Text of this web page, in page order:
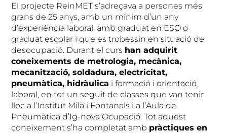
El projecte ReinMET s’adreçava a persones més
grans de 25 anys, amb un mínim d’un any
d’experiència laboral, amb graduat en ESO o
graduat escolar i que es trobessin en situació de
desocupació. Durant el curs han adquirit
coneixements de metrologia, mecànica,
mecanització, soldadura, electricitat,
pneumàtica, hidràulica i formació i orientació
laboral, en tot un seguit de classes que van tenir
lloc a l’Institut Milà i Fontanals i a l’Aula de
Pneumàtica d’Ig-nova Ocupació. Tot aquest
coneixement s’ha completat amb pràctiques en